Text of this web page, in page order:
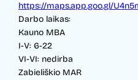
https://maps.app.goo.gl/
Darbo laikas:
Kauno MBA
I-V: 6-22
VI-VI: nedirba
Zabieliškio MAR